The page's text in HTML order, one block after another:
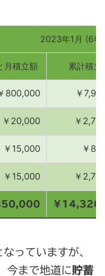
2023年1月 (6年
月積立額 累計積立
800,000 ￥
￥20,000 ￥
￥15,000 ￥
￥15,000 ￥
￥
なっていますが、
今まで地道に貯蓄